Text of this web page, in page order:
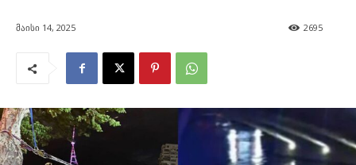
მაისი 14, 2025 2695